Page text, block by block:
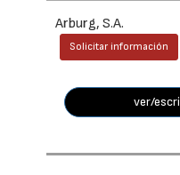
Arburg, S.A.
Solicitar información
ver/